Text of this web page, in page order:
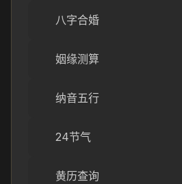
八字合婚
姻缘测算
纳音五行
24节气
黄历查询